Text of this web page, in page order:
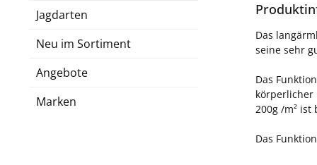
Jagdarten
Neu im Sortiment
Angebote
Marken
Das
seine sehr
Das
körperlicher
200g /m² ist
Das